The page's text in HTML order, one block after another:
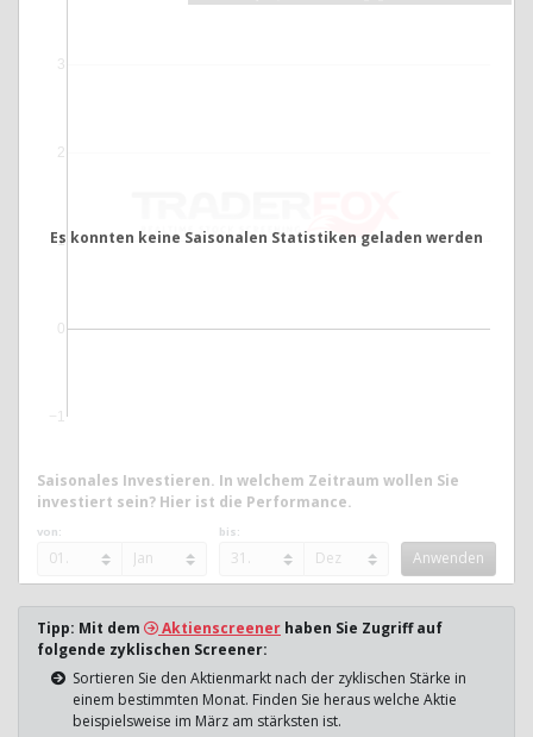
−1
0
1
2
3
Saisonales Investieren. In welchem Zeitraum wollen Sie
investiert sein? Hier ist die Performance.
von: bis:
Es konnten keine Saisonalen Statistiken geladen werden
Tipp: Mit dem Aktienscreener haben Sie Zugriff auf
folgende zyklischen Screener:
Sortieren Sie den Aktienmarkt nach der zyklischen Stärke in
einem bestimmten Monat. Finden Sie heraus welche Aktie
beispielsweise im März am stärksten ist.